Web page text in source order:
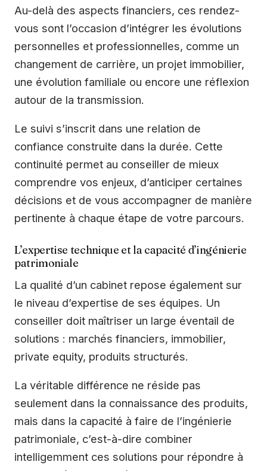
Au-delà des aspects financiers, ces rendez-
vous sont l’occasion d’intégrer les évolutions
personnelles et professionnelles, comme un
changement de carrière, un projet immobilier,
une évolution familiale ou encore une réflexion
autour de la transmission.
Le suivi s’inscrit dans une relation de
confiance construite dans la durée. Cette
continuité permet au conseiller de mieux
comprendre vos enjeux, d’anticiper certaines
décisions et de vous accompagner de manière
pertinente à chaque étape de votre parcours.
L’expertise technique et la capacité d’ingénierie
patrimoniale
La qualité d’un cabinet repose également sur
le niveau d’expertise de ses équipes. Un
conseiller doit maîtriser un large éventail de
solutions : marchés financiers, immobilier,
private equity, produits structurés.
La véritable différence ne réside pas
seulement dans la connaissance des produits,
mais dans la capacité à faire de l’ingénierie
patrimoniale, c’est-à-dire combiner
intelligemment ces solutions pour répondre à